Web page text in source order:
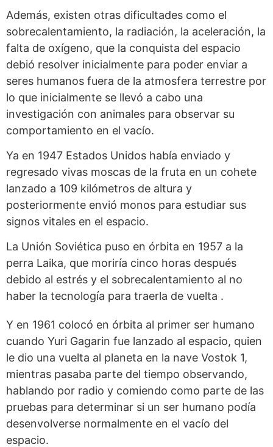
Además, existen otras dificultades como el
sobrecalentamiento, la radiación, la aceleración, la
falta de oxígeno, que la conquista del espacio
debió resolver inicialmente para poder enviar a
seres humanos fuera de la atmosfera terrestre por
lo que inicialmente se llevó a cabo una
investigación con animales para observar su
comportamiento en el vacío.
Ya en 1947 Estados Unidos había enviado y
regresado vivas moscas de la fruta en un cohete
lanzado a 109 kilómetros de altura y
posteriormente envió monos para estudiar sus
signos vitales en el espacio.
La Unión Soviética puso en órbita en 1957 a la
perra Laika, que moriría cinco horas después
debido al estrés y el sobrecalentamiento al no
haber la tecnología para traerla de vuelta .
Y en 1961 colocó en órbita al primer ser humano
cuando Yuri Gagarin fue lanzado al espacio, quien
le dio una vuelta al planeta en la nave Vostok 1,
mientras pasaba parte del tiempo observando,
hablando por radio y comiendo como parte de las
pruebas para determinar si un ser humano podía
desenvolverse normalmente en el vacío del
espacio.